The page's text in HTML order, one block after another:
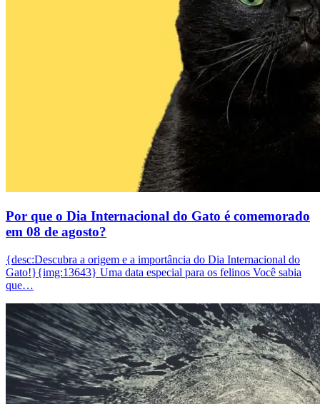
Por que o Dia Internacional do Gato é comemorado
em 08 de agosto?
{desc:Descubra a origem e a importância do Dia Internacional do
Gato!}{img:13643} Uma data especial para os felinos Você sabia
que…